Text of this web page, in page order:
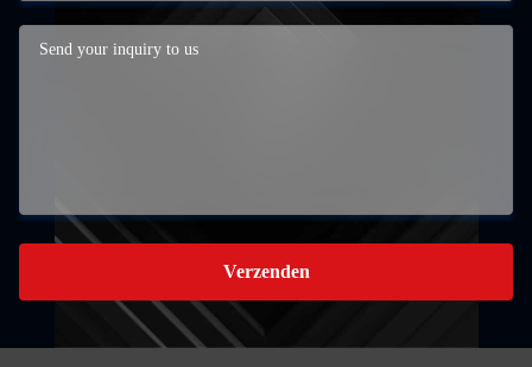
Verzenden